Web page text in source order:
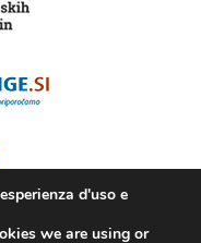
d'uso e
we are using or